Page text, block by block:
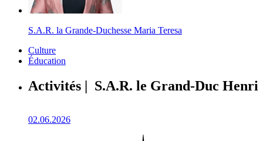
S.A.R. la Grande-Duchesse Maria Teresa
Culture
Éducation
Activités | S.A.R. le Grand-Duc Henri
02.06.2026